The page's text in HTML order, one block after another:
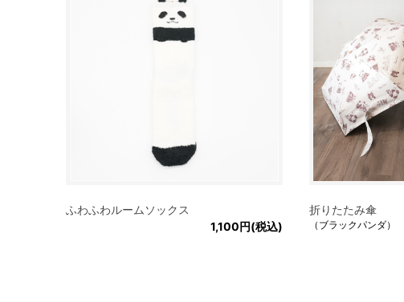
ふわふわルームソックス
1,100円(税込)
折りたたみ傘
（ブラックパンダ）